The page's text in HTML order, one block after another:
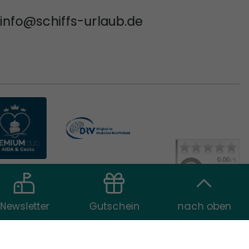
Newsletter Gutschein nach oben
info@schiffs-urlaub.de